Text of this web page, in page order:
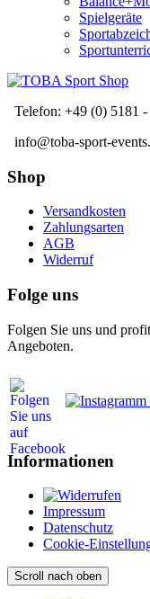
Spielgeräte
Telefon: +49 (0) 5181
info@toba-sport-
Shop
Versandkosten
Zahlungsarten
AGB
Widerruf
Folge uns
Folgen Sie uns und
Angeboten.
Informationen
Impressum
Datenschutz
Cookie-
Scroll nach oben